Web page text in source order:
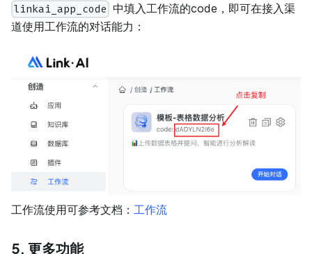
linkai_app_code 中填入工作流的code，即可在接入渠
道使用工作流的对话能力：
工作流使用可参考文档： 工作流
5. 更多功能